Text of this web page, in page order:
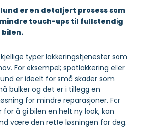
er en detaljert prosess som
touch-ups til fullstendig
typer lakkeringstjenester som
For eksempel; spotlakkering eller
er ideelt for små skader som
bulker og det er i tillegg en
for mindre reparasjoner. For
for å gi bilen en helt ny look, kan
være den rette løsningen for deg.